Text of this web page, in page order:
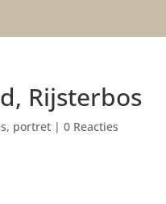
Rijsterbos
, portret |0 Reacties